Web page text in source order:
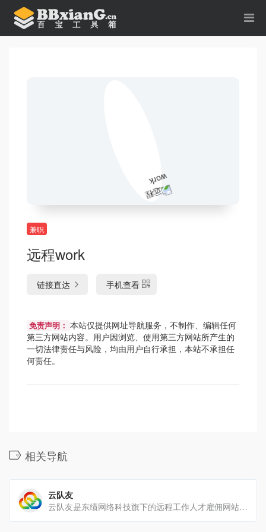
兼职
远程work
链接直达 手机查看
免责声明： 本站仅提供网址导航服务，不制作、编辑任何
第三方网站内容。用户因浏览、使用第三方网站所产生的
一切法律责任与风险，均由用户自行承担，本站不承担任
何责任。
相关导航
云队友
云队友是东绩网络科技旗下的远程工作人才雇佣网站，专注于帮助有远程工作，兼职工作人才雇佣需求的企业寻找远程工作人[…]